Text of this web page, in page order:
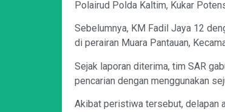
Polairud Polda Kaltim, Kukar
Sebelumnya, KM Fadil Jaya 12
di perairan Muara Pantauan,
Sejak laporan diterima, tim SAR
pencarian dengan menggunakan
Akibat peristiwa tersebut, delapan